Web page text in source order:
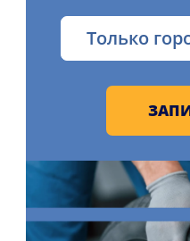
Только